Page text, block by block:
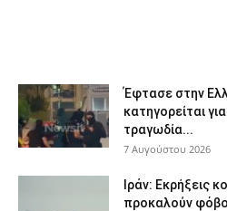
Έφτασε στην
κατηγορείται
τραγωδία...
7 Αυγούστου 2026
Ιράν: Εκρήξεις
προκαλούν